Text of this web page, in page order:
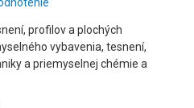
profilov a plochých
vybavenia, tesnení,
a priemyselnej chémie a